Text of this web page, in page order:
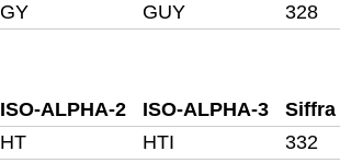
GY GUY 328
ISO-ALPHA-2 ISO-ALPHA-3 Siffra
HT HTI 332